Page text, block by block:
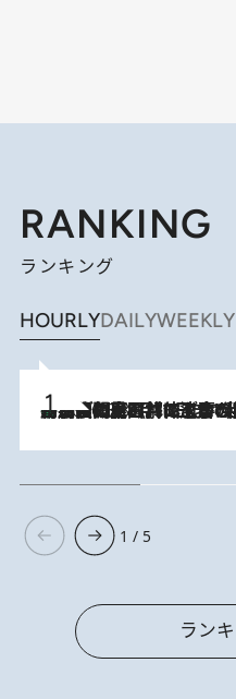
RANKING
ランキング
HOURLYDAILYWEEKLY
2026.8.8
「最後に見られてよかった」上野動物園の東園パンダ舎が解体前に特別公開。8月16日まで延長されたパネル展と共に辿る“半世紀”のパンダ飼育《解体工事の図面あり》
1 / 5
ラン